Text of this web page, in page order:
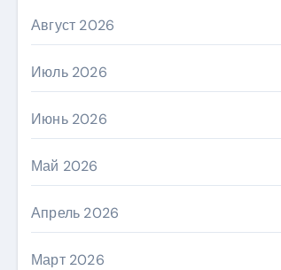
Август 2026
Июль 2026
Июнь 2026
Май 2026
Апрель 2026
Март 2026